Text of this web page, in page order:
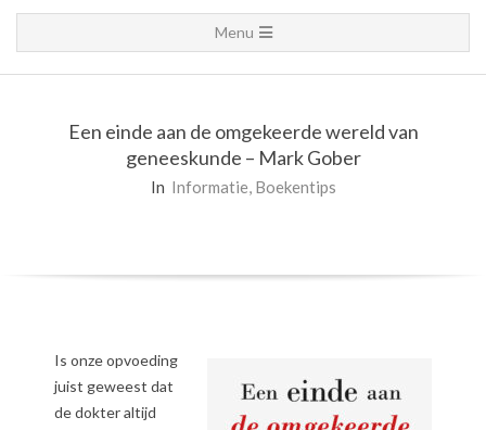
Navigation
Menu
Menu
Een einde aan de omgekeerde wereld van
geneeskunde – Mark Gober
In Informatie, Boekentips
Is onze opvoeding
juist geweest dat
de dokter altijd